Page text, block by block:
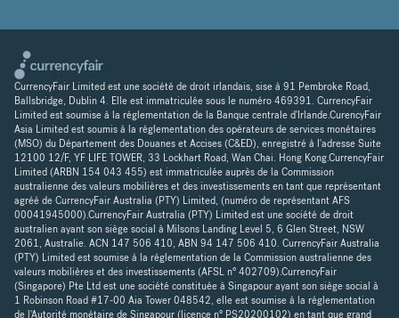
CurrencyFair Limited est une société de droit irlandais, sise à 91 Pembroke Road,
Ballsbridge, Dublin 4. Elle est immatriculée sous le numéro 469391. CurrencyFair
Limited est soumise à la réglementation de la Banque centrale d'Irlande.CurencyFair
Asia Limited est soumis à la réglementation des opérateurs de services monétaires
(MSO) du Département des Douanes et Accises (C&ED), enregistré à l'adresse Suite
12100 12/F, YF LIFE TOWER, 33 Lockhart Road, Wan Chai. Hong Kong.CurrencyFair
Limited (ARBN 154 043 455) est immatriculée auprès de la Commission
australienne des valeurs mobilières et des investissements en tant que représentant
agréé de CurrencyFair Australia (PTY) Limited, (numéro de représentant AFS
00041945000).CurrencyFair Australia (PTY) Limited est une société de droit
australien ayant son siège social à Milsons Landing Level 5, 6 Glen Street, NSW
2061, Australie. ACN 147 506 410, ABN 94 147 506 410. CurrencyFair Australia
(PTY) Limited est soumise à la réglementation de la Commission australienne des
valeurs mobilières et des investissements (AFSL n° 402709).CurrencyFair
(Singapore) Pte Ltd est une société constituée à Singapour ayant son siège social à
1 Robinson Road #17-00 Aia Tower 048542, elle est soumise à la réglementation
de l'Autorité monétaire de Singapour (licence n° PS20200102) en tant que grand